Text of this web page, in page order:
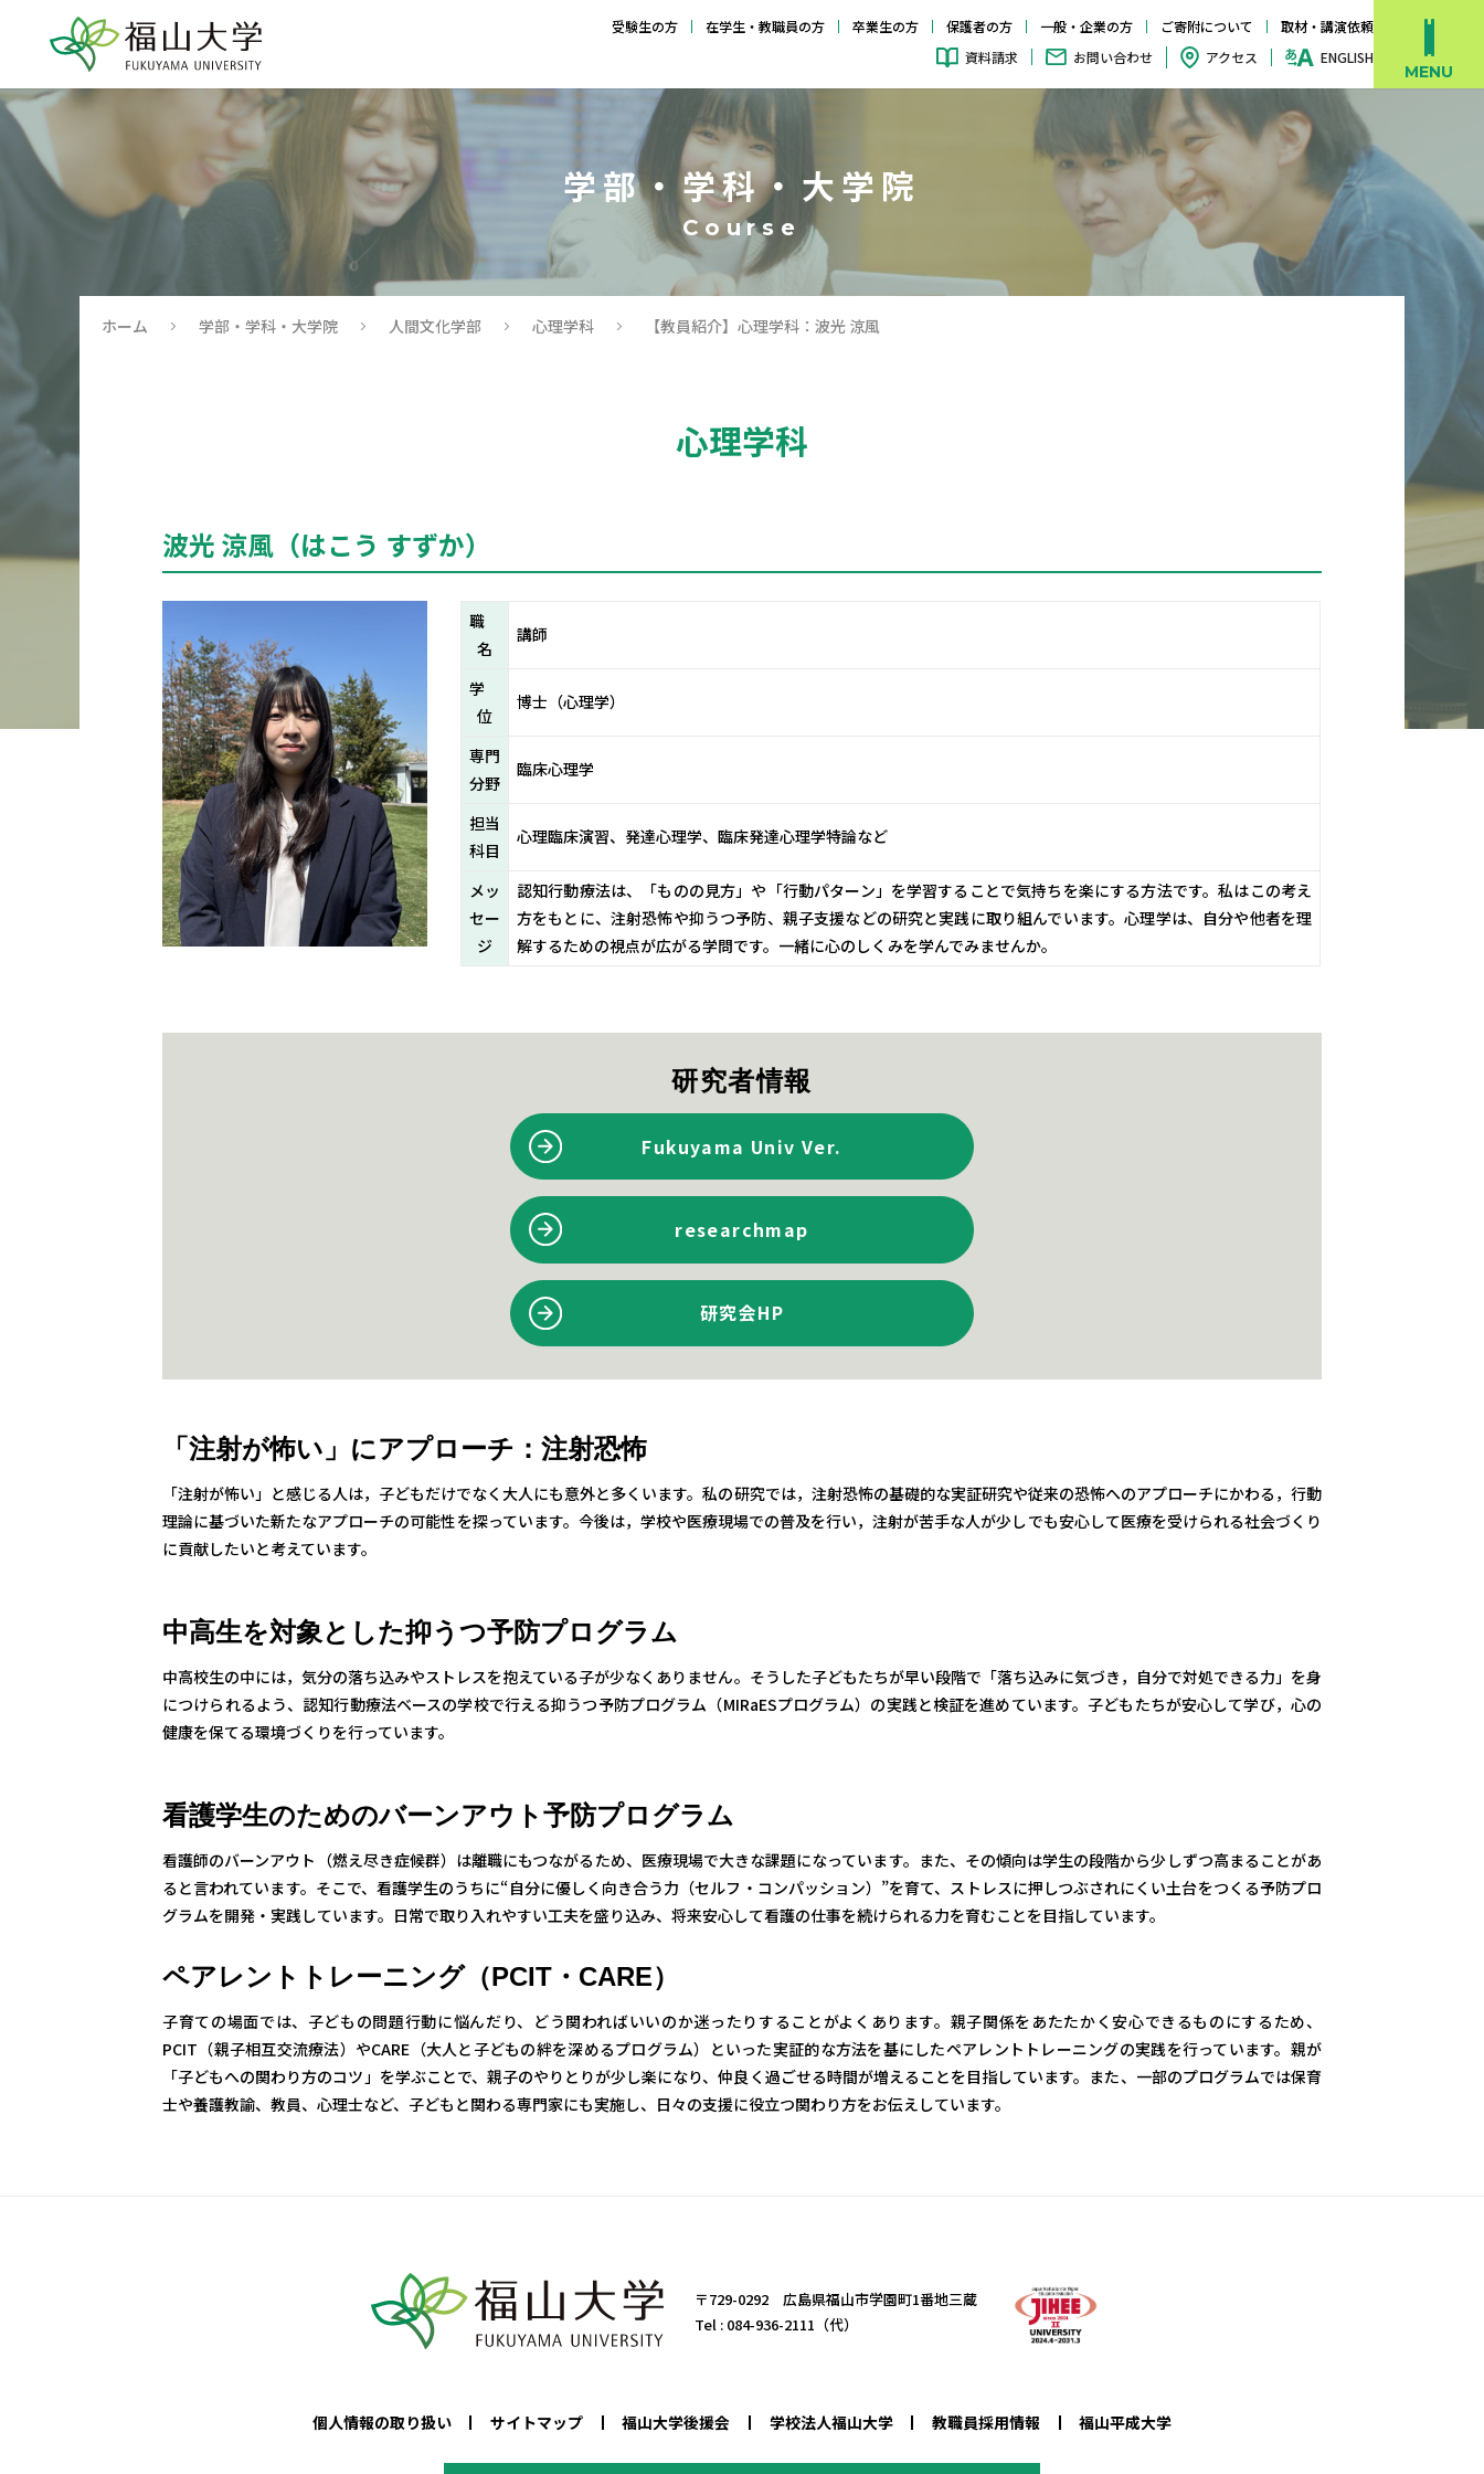
受験生の方 在学生・教職員の方 卒業生の方 保護者の方 一般・企業の方 ご寄附について
取材・講演依頼
資料請求
お問い合わせ アクセス ENGLISH
学部・学科・大学院
ホーム 学部・学科・大学院 人間文化学部 心理学科 【教員紹介】心理学科：波光 涼風
心理学科
波光 涼風（はこう すずか）
職
名
講師
学
位
博士（心理学）
専門
分野
臨床心理学
担当
科目
心理臨床演習、発達心理学、臨床発達心理学特論など
メッ
セー
ジ
認知行動療法は、「ものの見方」や「行動パターン」を学習することで気持ちを楽にする方法です。私はこの考え
方をもとに、注射恐怖や抑うつ予防、親子支援などの研究と実践に取り組んでいます。心理学は、自分や他者を理
解するための視点が広がる学問です。一緒に心のしくみを学んでみませんか。
研究者情報
Fukuyama Univ Ver.
researchmap
研究会HP
「注射が怖い」にアプローチ：注射恐怖
「注射が怖い」と感じる人は，子どもだけでなく大人にも意外と多くいます。私の研究では，注射恐怖の基礎的な実証研究や従来の恐怖へのアプローチにかわる，行動
理論に基づいた新たなアプローチの可能性を探っています。今後は，学校や医療現場での普及を行い，注射が苦手な人が少しでも安心して医療を受けられる社会づくり
に貢献したいと考えています。
中高生を対象とした抑うつ予防プログラム
中高校生の中には，気分の落ち込みやストレスを抱えている子が少なくありません。そうした子どもたちが早い段階で「落ち込みに気づき，自分で対処できる力」を身
につけられるよう、認知行動療法ベースの学校で行える抑うつ予防プログラム（MIRaESプログラム）の実践と検証を進めています。子どもたちが安心して学び，心の
健康を保てる環境づくりを行っています。
看護学生のためのバーンアウト予防プログラム
看護師のバーンアウト（燃え尽き症候群）は離職にもつながるため、医療現場で大きな課題になっています。また、その傾向は学生の段階から少しずつ高まることがあ
ると言われています。そこで、看護学生のうちに“自分に優しく向き合う力（セルフ・コンパッション）”を育て、ストレスに押しつぶされにくい土台をつくる予防プロ
グラムを開発・実践しています。日常で取り入れやすい工夫を盛り込み、将来安心して看護の仕事を続けられる力を育むことを目指しています。
ペアレントトレーニング（PCIT・CARE）
子育ての場面では、子どもの問題行動に悩んだり、どう関わればいいのか迷ったりすることがよくあります。親子関係をあたたかく安心できるものにするため、
PCIT（親子相互交流療法）やCARE（大人と子どもの絆を深めるプログラム）といった実証的な方法を基にしたペアレントトレーニングの実践を行っています。親が
「子どもへの関わり方のコツ」を学ぶことで、親子のやりとりが少し楽になり、仲良く過ごせる時間が増えることを目指しています。また、一部のプログラムでは保育
士や養護教諭、教員、心理士など、子どもと関わる専門家にも実施し、日々の支援に役立つ関わり方をお伝えしています。
〒729-0292 広島県福山市学園町1番地三蔵
Tel : 084-936-2111（代）
個人情報の取り扱い サイトマップ 福山大学後援会 学校法人福山大学 教職員採用情報 福山平成大学